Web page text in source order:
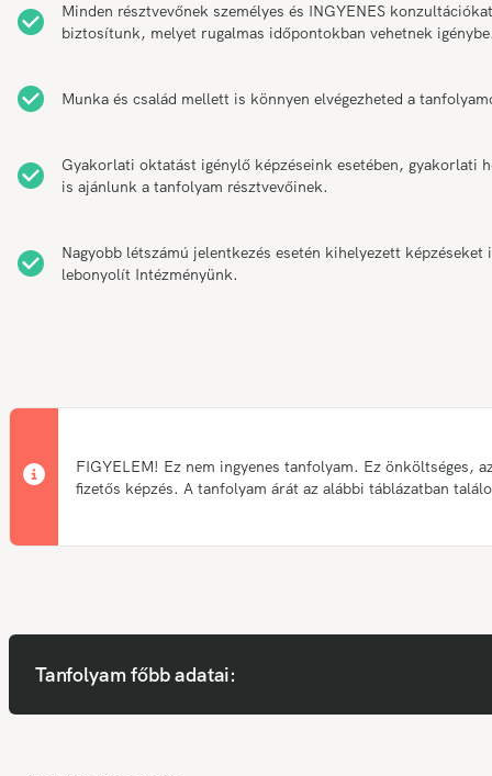
Minden résztvevőnek személyes és INGYENES konzultációkat
biztosítunk, melyet rugalmas időpontokban vehetnek
Munka és család mellett is könnyen elvégezheted a
Gyakorlati oktatást igénylő képzéseink esetében, gyakorlati
is ajánlunk a tanfolyam résztvevőinek.
Nagyobb létszámú jelentkezés esetén kihelyezett képzéseket
lebonyolít Intézményünk.
FIGYELEM! Ez nem ingyenes tanfolyam. Ez önköltséges,
fizetős képzés. A tanfolyam árát az alábbi táblázatban
Tanfolyam főbb adatai: